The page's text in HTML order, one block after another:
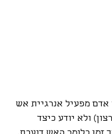
אדם מפעיל אנרגיית אש
ולא יודע כיצד